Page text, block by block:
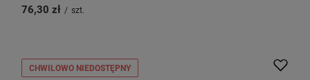
76,30 zł / szt.
CHWILOWO NIEDOSTĘPNY